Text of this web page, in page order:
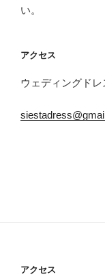
ョ
い。
アクセス
ウェディングド
アクセス